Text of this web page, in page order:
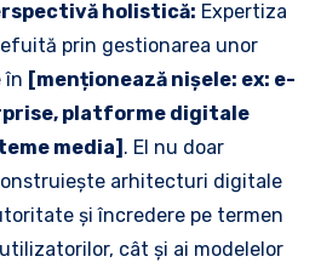
holistică: Expertiza
prin gestionarea unor
în [menționează nișele: ex: e-
platforme digitale
media] . El nu doar
arhitecturi digitale
și încredere pe termen
cât și ai modelelor